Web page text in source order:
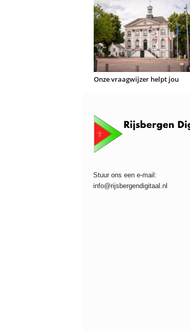
Onze vraagwijzer helpt jou
Stuur ons een e-mail:
info@rijsbergendigitaal.nl